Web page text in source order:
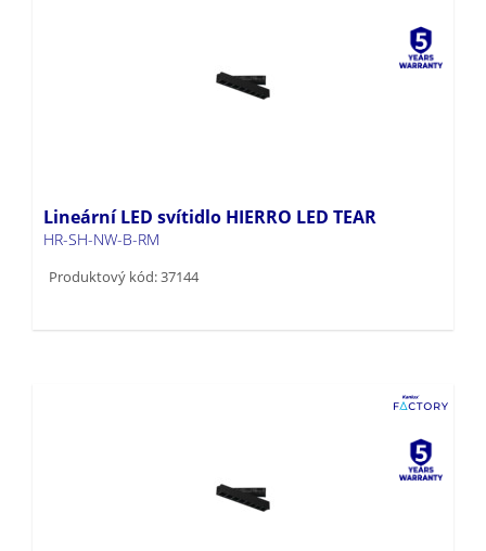
Lineární LED svítidlo HIERRO LED TEAR
HR-SH-NW-B-RM
Produktový kód: 37144